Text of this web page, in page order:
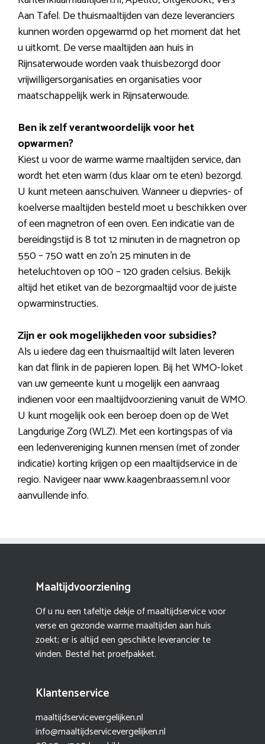
Aan Tafel. De thuismaaltijden van deze leveranciers
kunnen worden opgewarmd op het moment dat het
u uitkomt. De verse maaltijden aan huis in
Rijnsaterwoude worden vaak thuisbezorgd door
vrijwilligersorganisaties en organisaties voor
maatschappelijk werk in Rijnsaterwoude.
Ben ik zelf verantwoordelijk voor het
opwarmen?
Kiest u voor de warme warme maaltijden service, dan
wordt het eten warm (dus klaar om te eten) bezorgd.
U kunt meteen aanschuiven. Wanneer u diepvries- of
koelverse maaltijden besteld moet u beschikken over
of een magnetron of een oven. Een indicatie van de
bereidingstijd is 8 tot 12 minuten in de magnetron op
550 – 750 watt en zo’n 25 minuten in de
heteluchtoven op 100 – 120 graden celsius. Bekijk
altijd het etiket van de bezorgmaaltijd voor de juiste
opwarminstructies.
Zijn er ook mogelijkheden voor subsidies?
Als u iedere dag een thuismaaltijd wilt laten leveren
kan dat flink in de papieren lopen. Bij het WMO-loket
van uw gemeente kunt u mogelijk een aanvraag
indienen voor een maaltijdvoorziening vanuit de WMO.
U kunt mogelijk ook een beroep doen op de Wet
Langdurige Zorg (WLZ). Met een kortingspas of via
een ledenvereniging kunnen mensen (met of zonder
indicatie) korting krijgen op een maaltijdservice in de
regio. Navigeer naar www.kaagenbraassem.nl voor
aanvullende info.
Maaltijdvoorziening
Of u nu een tafeltje dekje of maaltijdservice voor
verse en gezonde warme maaltijden aan huis
zoekt; er is altijd een geschikte leverancier te
vinden. Bestel het proefpakket.
Klantenservice
maaltijdservicevergelijken.nl
info@maaltijdservicevergelijken.nl